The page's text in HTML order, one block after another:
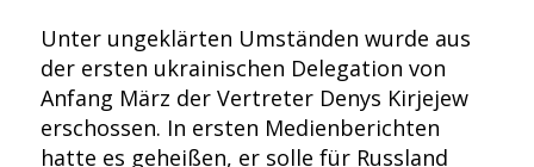
Unter ungeklärten Umständen wurde aus
der ersten ukrainischen Delegation von
Anfang März der Vertreter Denys Kirjejew
erschossen. In ersten Medienberichten
hatte es geheißen, er solle für Russland